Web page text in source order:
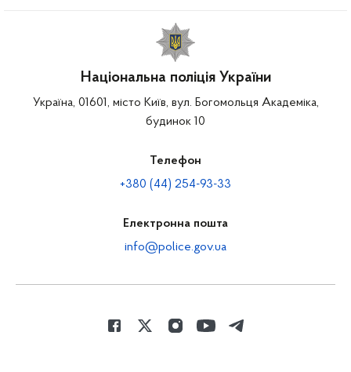
Національна поліція України
Україна, 01601, місто Київ, вул. Богомольця Академіка,
будинок 10
Телефон
+380 (44) 254-93-33
Електронна пошта
info@police.gov.ua